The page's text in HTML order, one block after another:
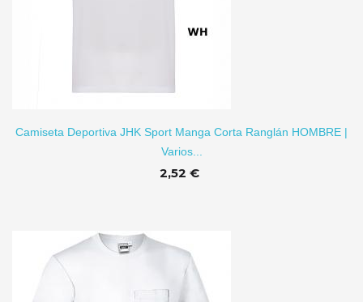
Camiseta Deportiva JHK Sport Manga Corta Ranglán HOMBRE |
Varios...
2,52 €